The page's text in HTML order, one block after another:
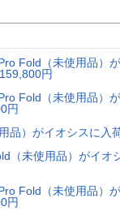
Fold（未使用品）
円
Fold（未使用品）
円
品）がイオシスに入
（未使用品）がイオ
Fold（未使用品）
円